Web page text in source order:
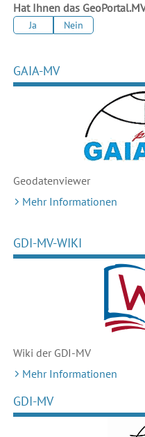
Hat Ihnen das
Ja Nein
GAIA-MV
Geodatenviewer
Mehr Informationen
GDI-MV-WIKI
Wiki der GDI-MV
Mehr Informationen
GDI-MV